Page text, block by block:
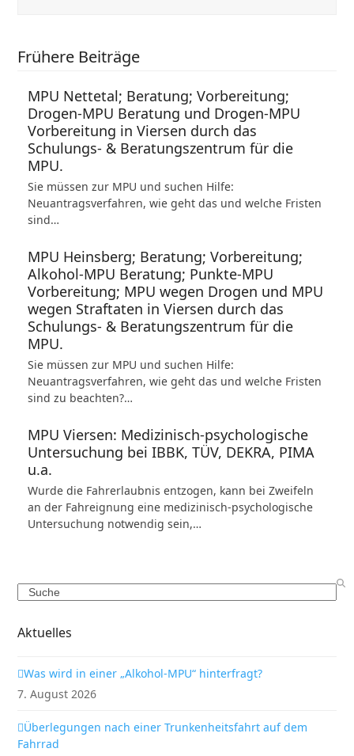
Frühere Beiträge
MPU Nettetal; Beratung; Vorbereitung;
Drogen-MPU Beratung und Drogen-MPU
Vorbereitung in Viersen durch das
Schulungs- & Beratungszentrum für die
MPU.
Sie müssen zur MPU und suchen Hilfe:
Neuantragsverfahren, wie geht das und welche Fristen
sind…
MPU Heinsberg; Beratung; Vorbereitung;
Alkohol-MPU Beratung; Punkte-MPU
Vorbereitung; MPU wegen Drogen und MPU
wegen Straftaten in Viersen durch das
Schulungs- & Beratungszentrum für die
MPU.
Sie müssen zur MPU und suchen Hilfe:
Neuantragsverfahren, wie geht das und welche Fristen
sind zu beachten?…
MPU Viersen: Medizinisch-psychologische
Untersuchung bei IBBK, TÜV, DEKRA, PIMA
u.a.
Wurde die Fahrerlaubnis entzogen, kann bei Zweifeln
an der Fahreignung eine medizinisch-psychologische
Untersuchung notwendig sein,…
Search
Aktuelles
Was wird in einer „Alkohol-MPU“ hinterfragt?
7. August 2026
Überlegungen nach einer Trunkenheitsfahrt auf dem
Fahrrad